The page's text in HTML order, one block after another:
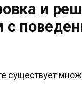
и
с
существует